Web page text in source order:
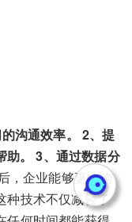
沟通效率。 2、提
助。 3、通过数据分
，企业能够更快响
种技术不仅减轻了